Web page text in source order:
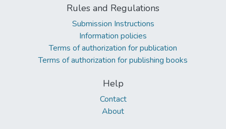
Rules and Regulations
Submission Instructions
Information policies
Terms of authorization for publication
Terms of authorization for publishing books
Help
Contact
About